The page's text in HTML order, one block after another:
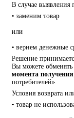
В случае выявления
• заменим товар
или
• вернем денежные
Решение
Вы можете обменять
момента получения
потребителей».
Условия возврата
• товар не